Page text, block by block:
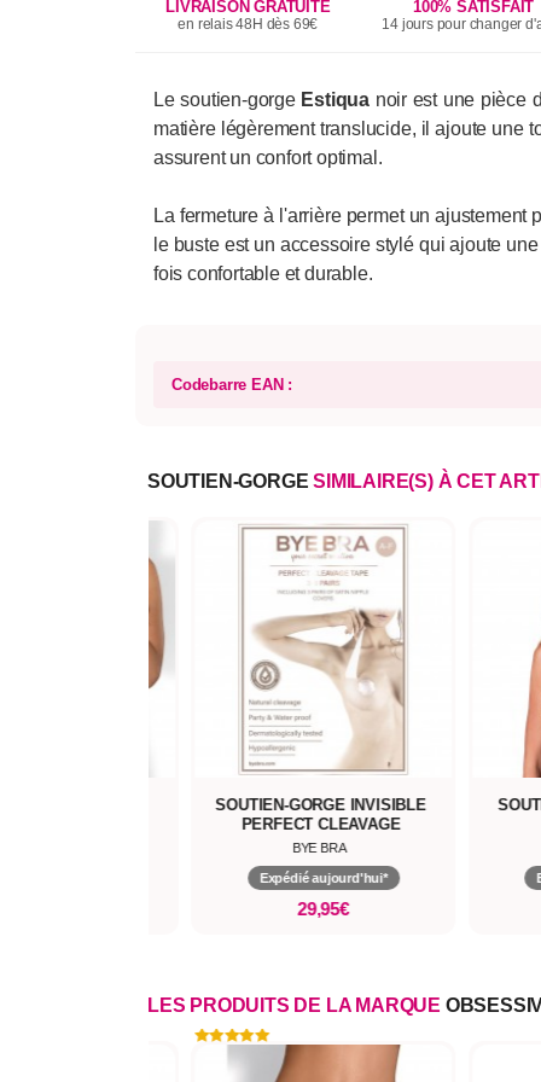
LIVRAISON GRATUITE
en relais 48H dès 69€
100% SATISFAIT
14 jours pour changer
Le soutien-gorge Estiqua noir est une pièce
matière légèrement translucide, il ajoute une
assurent un confort optimal.
La fermeture à l'arrière permet un ajustement
le buste est un accessoire stylé qui ajoute
fois confortable et durable.
Codebarre EAN :
SOUTIEN-GORGE SIMILAIRE(S) À CET
SOUTIEN-GORGE INVISIBLE
PERFECT CLEAVAGE
BYE BRA
Expédié aujourd'hui*
29,95€
LES PRODUITS DE LA MARQUE